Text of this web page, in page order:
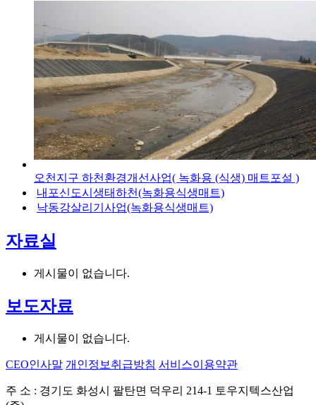
오천지구 하천환경개선사업( 녹화용 (식생) 매트포설 )
내포신도시생태하천(녹화용식생매트)
낙동강살리기사업(녹화용식생매트)
자료실
게시물이 없습니다.
보도자료
게시물이 없습니다.
CEO인사말 개인정보취급방침 서비스이용약관
주 소 : 경기도 화성시 팔탄면 덕우리 214-1 토우지텍스산업